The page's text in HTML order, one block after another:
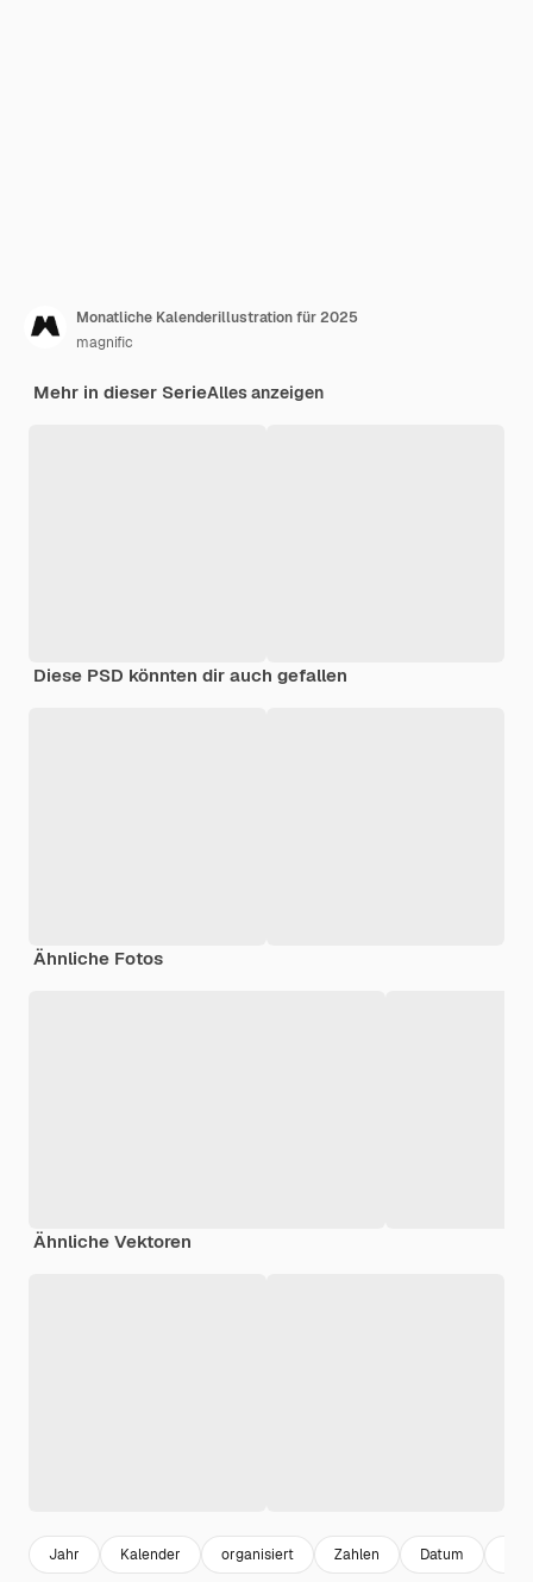
Monatliche Kalenderillustration für 2025
magnific
Mehr in dieser SerieAlles anzeigen
Diese PSD könnten dir auch gefallen
Ähnliche Fotos
Ähnliche Vektoren
Jahr Kalender organisiert Zahlen Datum